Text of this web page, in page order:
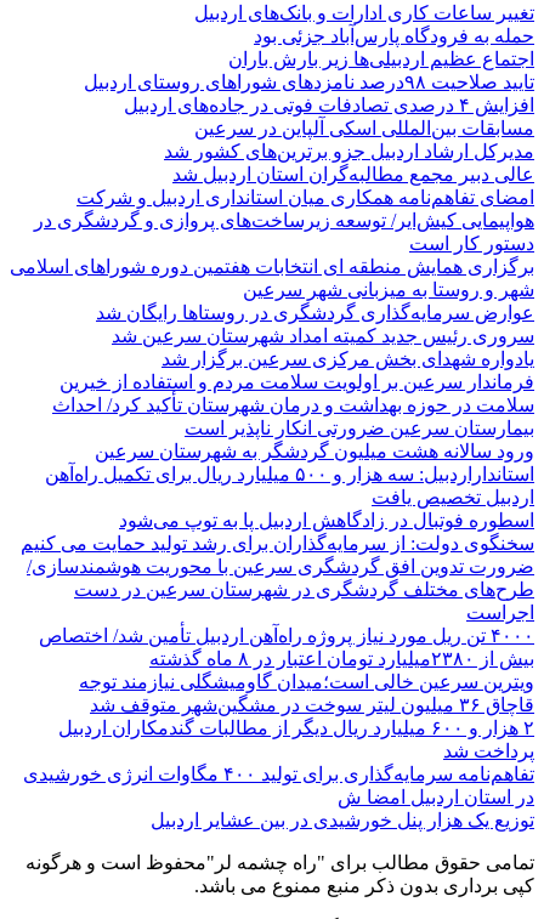
تغییر ساعات کاری ادارات و بانک‌های اردبیل
حمله به فرودگاه پارس‌‌آباد جزئی بود
اجتماع عظیم اردبیلی‌ها زیر بارش باران
تایید صلاحیت ۹۸درصد نامزدهای شوراهای روستای اردبیل
افزایش ۴ درصدی تصادفات فوتی در جاده‌های اردبیل
مسابقات بین‌المللی اسکی آلپاین در سرعین
مدیرکل ارشاد اردبیل جزو برترین‌های کشور شد
عالی دبیر مجمع مطالبه‌گران استان اردبیل شد
امضای تفاهم‌نامه همکاری میان استانداری اردبیل و شرکت
هواپیمایی کیش‌ایر/ توسعه زیرساخت‌های پروازی و گردشگری در
دستور کار است
برگزاری همایش منطقه ای انتخابات هفتمین دوره شوراهای اسلامی
شهر و روستا به میزبانی شهر سرعین
عوارض سرمایه‌گذاری گردشگری در روستاها رایگان شد
سروری رئیس جدید کمیته امداد شهرستان سرعین شد
یادواره شهدای بخش مرکزی سرعین برگزار شد
فرماندار سرعین بر اولویت سلامت مردم و استفاده از خیرین
سلامت در حوزه بهداشت و درمان شهرستان تأکید کرد/ احداث
بیمارستان سرعین ضرورتی انکار ناپذیر است
ورود سالانه هشت میلیون گردشگر به شهرستان سرعین
استانداراردبیل: سه هزار و ۵۰۰ میلیارد ریال برای تکمیل راه‌آهن
اردبیل تخصیص یافت
اسطوره فوتبال در زادگاهش اردبیل پا به توپ می‌شود
سخنگوی دولت: از سرمایه‌گذاران برای رشد تولید حمایت می کنیم
ضرورت تدوین افق گردشگری سرعین با محوریت هوشمندسازی/
طرح‌های مختلف گردشگری در شهرستان سرعین در دست
اجراست
۴۰۰۰ تن ریل مورد نیاز پروژه راه‌آهن اردبیل تأمین شد/ اختصاص
بیش از ۲۳۸۰میلیارد تومان اعتبار در ۸ ماه گذشته
ویترین سرعین خالی است؛میدان گاومیشگلی نیازمند توجه
قاچاق ۳۶ میلیون لیتر سوخت در مشگین‌شهر متوقف شد
۲ هزار و ۶۰۰‌ میلیارد ریال دیگر از مطالبات گندمکاران اردبیل
پرداخت شد
تفاهم‌نامه سرمایه‌گذاری برای تولید ۴۰۰ مگاوات انرژی خورشیدی
در استان اردبیل امضا ش
توزیع یک هزار پنل خورشیدی در بین عشایر اردبیل
تمامی حقوق مطالب برای "راه چشمه لر"محفوظ است و هرگونه
کپی برداری بدون ذکر منبع ممنوع می باشد.